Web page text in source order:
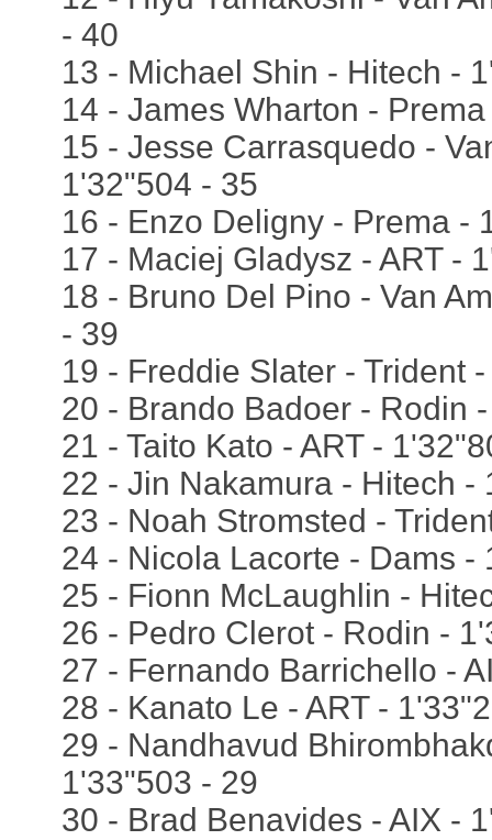
- 40
13 - Michael Shin - Hitech -
14 - James Wharton -
15 - Jesse Carrasquedo -
1'32"504 - 35
16 - Enzo Deligny - Prema -
17 - Maciej Gladysz - ART -
18 - Bruno Del Pino - Van
- 39
19 - Freddie Slater - Trident
20 - Brando Badoer - Rodin
21 - Taito Kato - ART -
22 - Jin Nakamura - Hitech -
23 - Noah Stromsted -
24 - Nicola Lacorte - Dams -
25 - Fionn McLaughlin -
26 - Pedro Clerot - Rodin -
27 - Fernando Barrichello -
28 - Kanato Le - ART -
29 - Nandhavud
1'33"503 - 29
30 - Brad Benavides - AIX -